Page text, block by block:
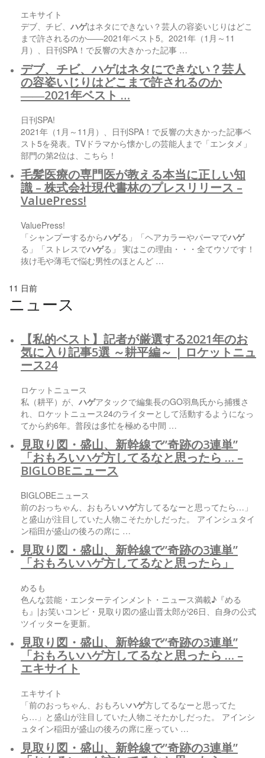
エキサイト
デブ、チビ、 ハゲはネタにできない？芸人の容姿いじりはどこ
まで許されるのか――2021年ベスト5。2021年（1月～11
月）、日刊SPA！で反響の大きかった記事 …
デブ、チビ、ハゲはネタにできない？芸人
の容姿いじりはどこまで許されるのか
――2021年ベスト …
日刊SPA!
2021年（1月～11月）、日刊SPA！で反響の大きかった記事ベ
スト5を発表。TVドラマから懐かしの芸能人まで「エンタメ」
部門の第2位は、こちら！
毛髪医療の専門医が教える本当に正しい知
識 – 株式会社現代書林のプレスリリース –
ValuePress!
ValuePress!
「シャンプーするからハゲる」「ヘアカラーやパーマでハゲ
る」「ストレスでハゲる」 実はこの理由・・・全てウソです！
抜け毛や薄毛で悩む男性のほとんど …
11 日前
ニュース
【私的ベスト】記者が厳選する2021年のお
気に入り記事5選 ～耕平編～ | ロケットニュ
ース24
ロケットニュース
私（耕平）が、 ハゲアタックで編集長のGO羽鳥氏から捕獲さ
れ、ロケットニュース24のライターとして活動するようになっ
てから約6年。普段は多忙を極める中間 …
見取り図・盛山、新幹線で”奇跡の3連単”
「おもろいハゲ方してるなと思ったら … –
BIGLOBEニュース
BIGLOBEニュース
前のおっちゃん、おもろいハゲ方してるなーと思ってたら…」
と盛山が注目していた人物こそたかしだった。 アインシュタイ
ン稲田が盛山の後ろの席に …
見取り図・盛山、新幹線で”奇跡の3連単”
「おもろいハゲ方してるなと思ったら」
めるも
色んな芸能・エンターテインメント・ニュース満載♪『める
も』|お笑いコンビ・見取り図の盛山晋太郎が26日、自身の公式
ツイッターを更新。
見取り図・盛山、新幹線で”奇跡の3連単”
「おもろいハゲ方してるなと思ったら … –
エキサイト
エキサイト
「前のおっちゃん、おもろいハゲ方してるなーと思ってた
ら…」と盛山が注目していた人物こそたかしだった。 アインシ
ュタイン稲田が盛山の後ろの席に座ってい …
見取り図・盛山、新幹線で”奇跡の3連単”